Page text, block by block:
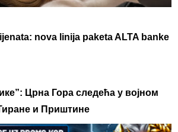
nova linija paketa ALTA banke
Црна Гора следећа у војном
и Приштине